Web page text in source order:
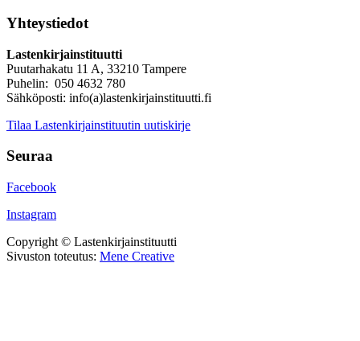
Yhteystiedot
Lastenkirjainstituutti
Puutarhakatu 11 A, 33210 Tampere
Puhelin: 050 4632 780
Sähköposti: info(a)lastenkirjainstituutti.fi
Tilaa Lastenkirjainstituutin uutiskirje
Seuraa
Facebook
Instagram
Copyright © Lastenkirjainstituutti
Sivuston toteutus: Mene Creative